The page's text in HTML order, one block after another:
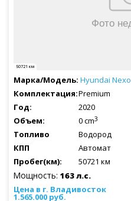
50721 км
Hyundai Nexo
Premium
2020
0 cm3
Водород
Автомат
50721 км
Мощность: 163 л.с.
1.565.000 руб.